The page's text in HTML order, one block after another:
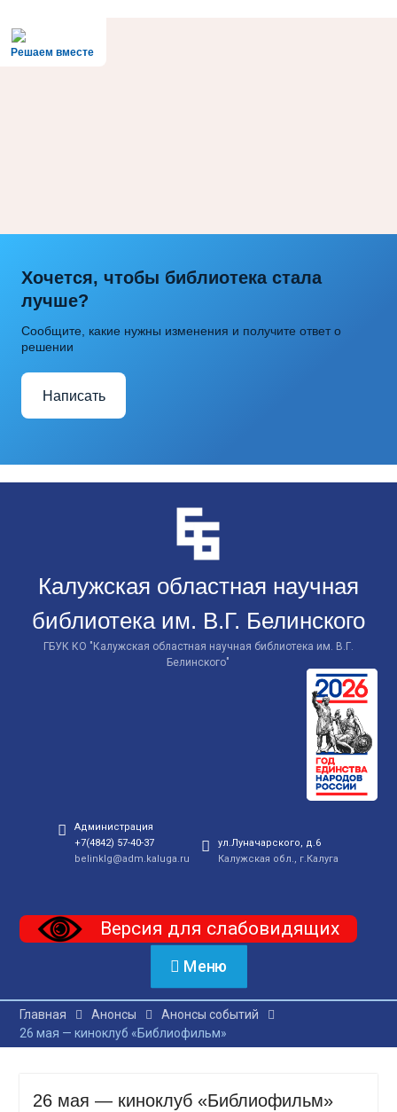
Решаем вместе
Хочется, чтобы библиотека стала
лучше?
Сообщите, какие нужны изменения и получите ответ о
решении
Написать
Калужская областная научная
библиотека им. В.Г. Белинского
ГБУК КО "Калужская областная научная библиотека им. В.Г.
Белинского"
Администрация
+7(4842) 57-40-37
belinklg@adm.kaluga.ru
ул.Луначарского, д.6
Калужская обл., г.Калуга
Версия для слабовидящих
Меню
Главная Анонсы
Анонсы событий
26 мая — киноклуб «Библиофильм»
26 мая — киноклуб «Библиофильм»